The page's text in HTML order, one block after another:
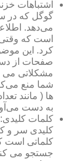
اشتباهات
گوگل که در
می‌دهد.
است که وقتی
کرد. این
صفحات از
مشکلاتی می
شما منع
ها ( مانند
به دست
کلمات
کلیدی سر و
کلماتی است
جستجو می